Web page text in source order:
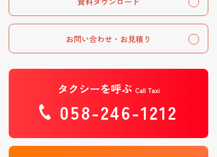
お問い合わせ・お見積り
タクシーを呼ぶ Call Taxi
058-246-1212